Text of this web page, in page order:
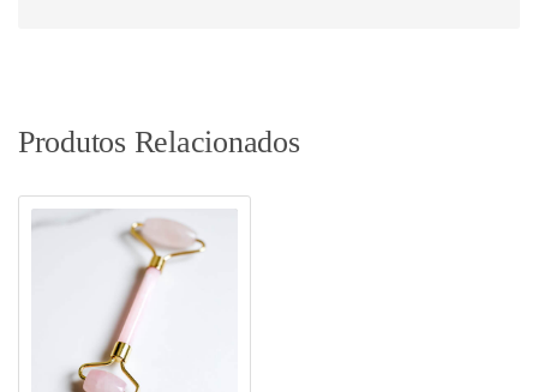
Produtos Relacionados